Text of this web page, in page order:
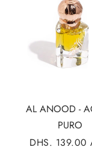
AL ANOOD -
PURO
PRECIO
DHS. 139.00